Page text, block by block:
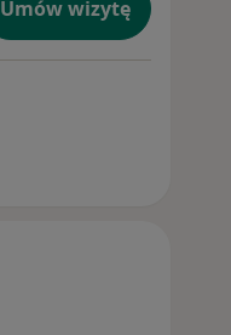
Umów wizytę